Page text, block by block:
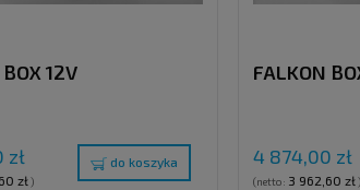
12V
zł
zł)
do koszyka
FALKON
4 874,00 zł
(netto: 3 962,60 zł)